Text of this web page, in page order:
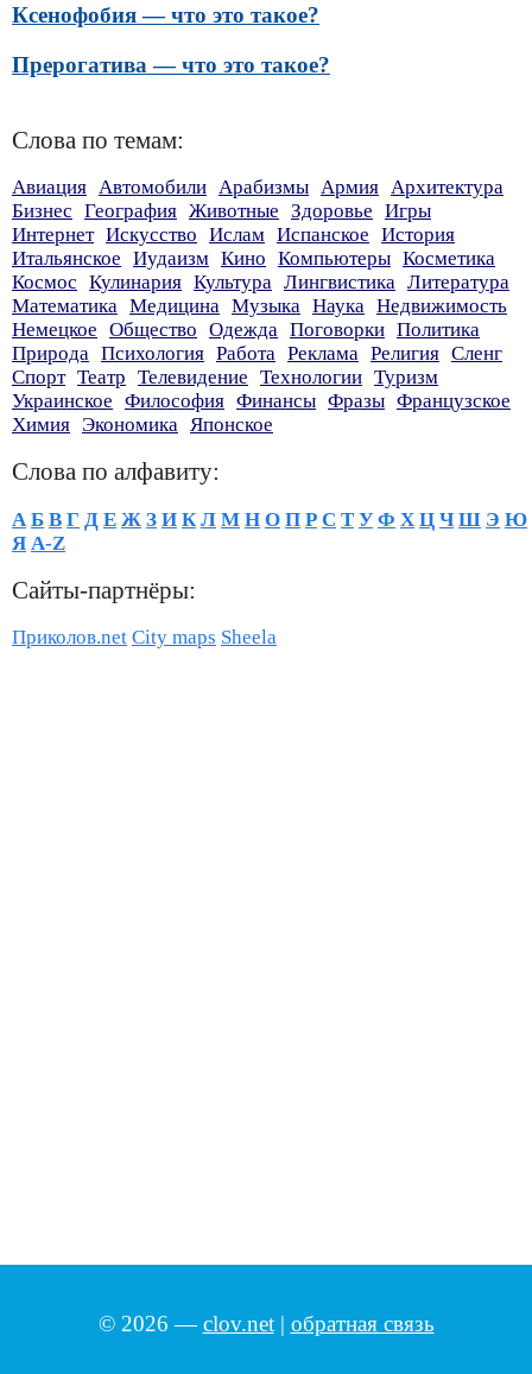
Ксенофобия — что это такое?
Прерогатива — что это такое?
Слова по темам:
Авиация Автомобили Арабизмы Армия Архитектура
Бизнес География Животные Здоровье Игры
Интернет Искусство Ислам Испанское История
Итальянское Иудаизм Кино Компьютеры Косметика
Космос Кулинария Культура Лингвистика Литература
Математика Медицина Музыка Наука Недвижимость
Немецкое Общество Одежда Поговорки Политика
Природа Психология Работа Реклама Религия Сленг
Спорт Театр Телевидение Технологии Туризм
Украинское Философия Финансы Фразы Французское
Химия Экономика Японское
Слова по алфавиту:
А Б В Г Д Е Ж З И К Л М Н О П Р С Т У Ф Х Ц Ч Ш Э Ю
Я A-Z
Сайты-партнёры:
Приколов.net City maps Sheela
© 2026 —clov.net| обратная связь